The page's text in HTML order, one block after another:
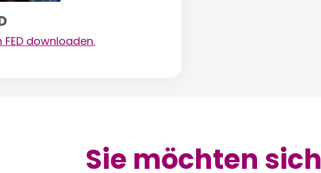
FED downloaden.
Sie möchten sich